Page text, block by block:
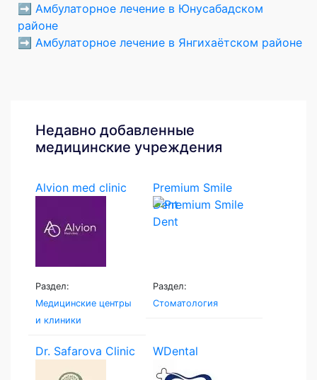
➡️ Амбулаторное лечение в Юнусабадском
районе
➡️ Амбулаторное лечение в Янгихаётском районе
Недавно добавленные
медицинские учреждения
Alvion med clinic
Раздел:
Медицинские центры
и клиники
Premium Smile
Dent
Раздел:
Стоматология
Dr. Safarova Clinic WDental